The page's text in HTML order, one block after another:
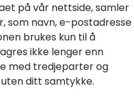
på vår nettside, samler
som navn, e-postadresse
brukes kun til å
ikke lenger enn
med tredjeparter og
ditt samtykke.